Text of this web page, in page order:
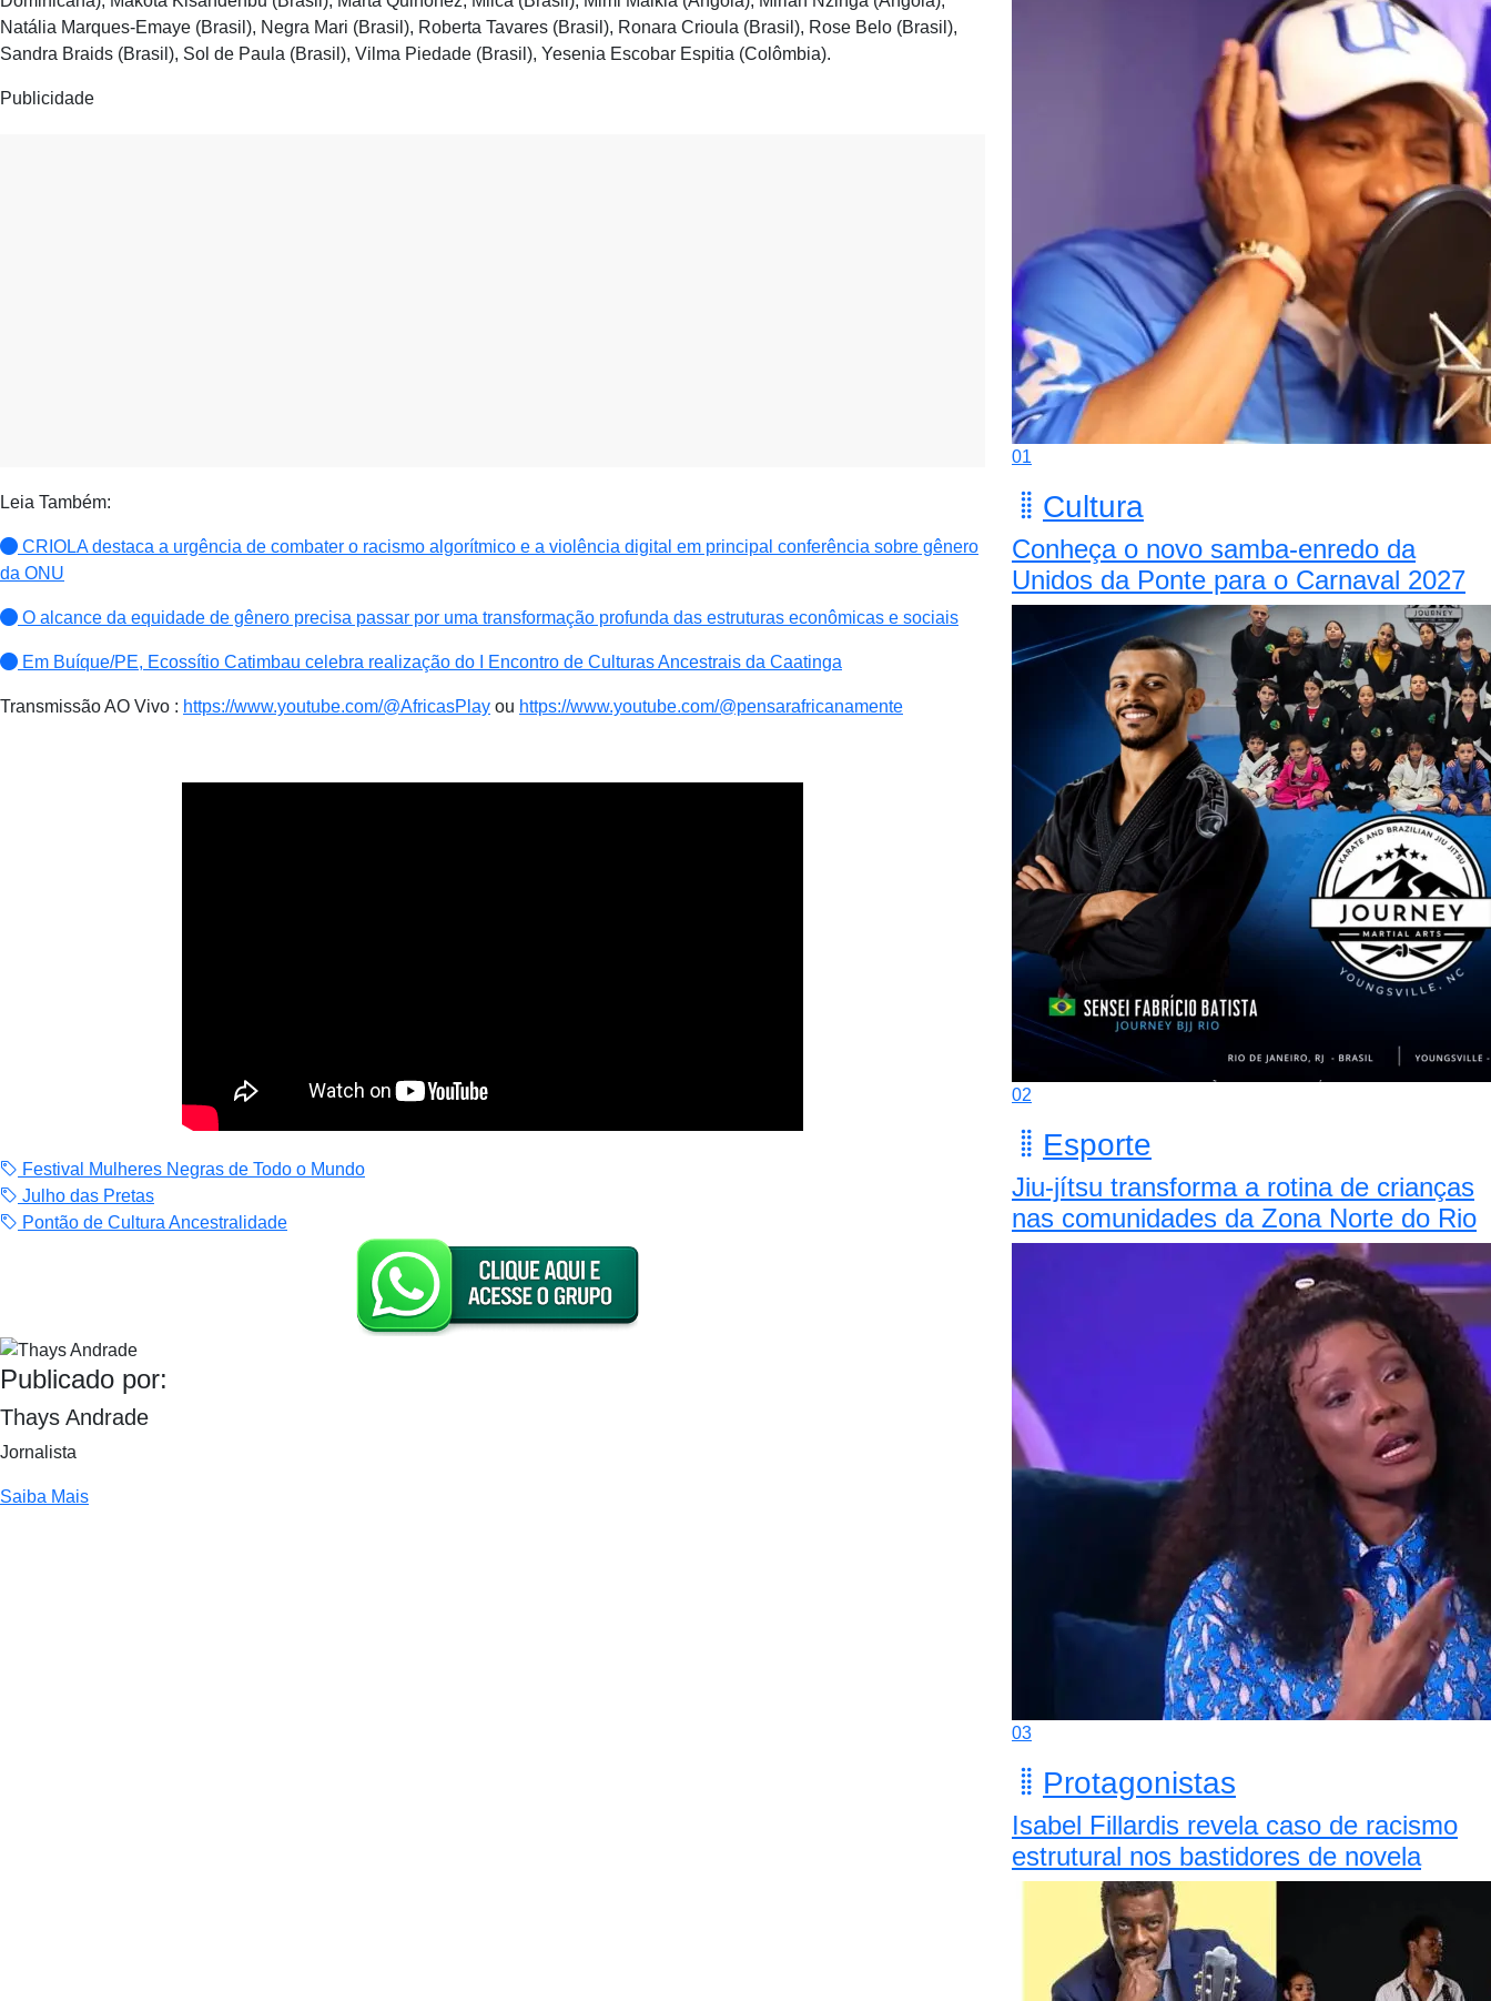
Natália Marques-Emaye (Brasil), Negra Mari (Brasil), Roberta Tavares (Brasil), Ronara Crioula (Brasil), Rose Belo (Brasil),
Sandra Braids (Brasil), Sol de Paula (Brasil), Vilma Piedade (Brasil), Yesenia Escobar Espitia (Colômbia).
Publicidade
Leia Também:
CRIOLA destaca a urgência de combater o racismo algorítmico e a violência digital em principal conferência sobre gênero
da ONU
O alcance da equidade de gênero precisa passar por uma transformação profunda das estruturas econômicas e sociais
Em Buíque/PE, Ecossítio Catimbau celebra realização do I Encontro de Culturas Ancestrais da Caatinga
Transmissão AO Vivo : https://www.youtube.com/@AfricasPlay ou https://www.youtube.com/@pensarafricanamente
Festival Mulheres Negras de Todo o Mundo
Julho das Pretas
Pontão de Cultura Ancestralidade
Publicado por:
Thays Andrade
Jornalista
Saiba Mais
01
Cultura
Conheça o novo samba-enredo da
Unidos da Ponte para o Carnaval 2027
02
Esporte
Jiu-jítsu transforma a rotina de crianças
nas comunidades da Zona Norte do Rio
03
Protagonistas
Isabel Fillardis revela caso de racismo
estrutural nos bastidores de novela